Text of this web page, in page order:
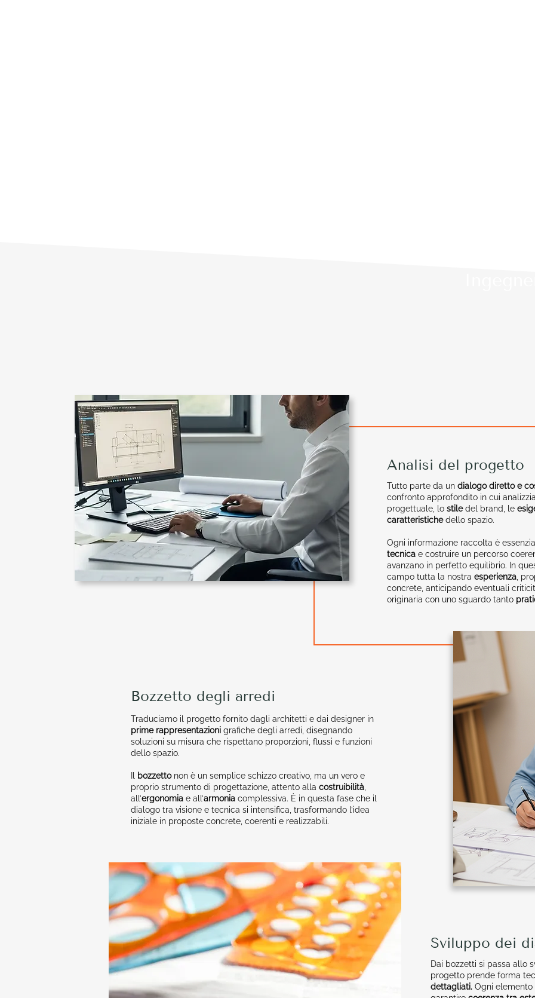
Sviluppo dei
Dai bozzetti si passa allo
progetto prende forma
dettagliati. Ogni elemento
Analisi del progetto
Tutto parte da un dialogo diretto e
confronto approfondito in cui
progettuale, lo stiledel brand, le
caratteristichedello spazio.
Ogni informazione raccolta è
tecnica e costruire un percorso
avanzano in perfetto equilibrio. In
campo tutta la nostra esperienza ,
concrete, anticipando eventuali
originaria con uno sguardo tanto
Bozzetto degli arredi
Traduciamo il progetto fornito dagli architetti e dai designer in
prime rappresentazioni grafiche degli arredi, disegnando
soluzioni su misura che rispettano proporzioni, flussi e funzioni
dello spazio.
bozzetto non è un semplice schizzo creativo, ma un vero e
proprio strumento di progettazione, attento allacostruibilità
all’ergonomia e all’armonia complessiva. È in questa fase che il
dialogo tra visione e tecnica si intensifica, trasformando l’idea
iniziale in proposte concrete, coerenti e realizzabili.